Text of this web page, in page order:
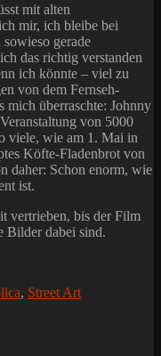
mit alten
mir, ich bleibe bei
gerade
das richtig verstanden
ich könnte – viel zu
von dem Fernseh-
mich überraschte: Johnny
von 5000
viele, wie am 1. Mai in
Köfte-Fladenbrot von
daher: Schon enorm, wie
ist.
vertrieben, bis der Film
Bilder dabei sind.
, Street Art